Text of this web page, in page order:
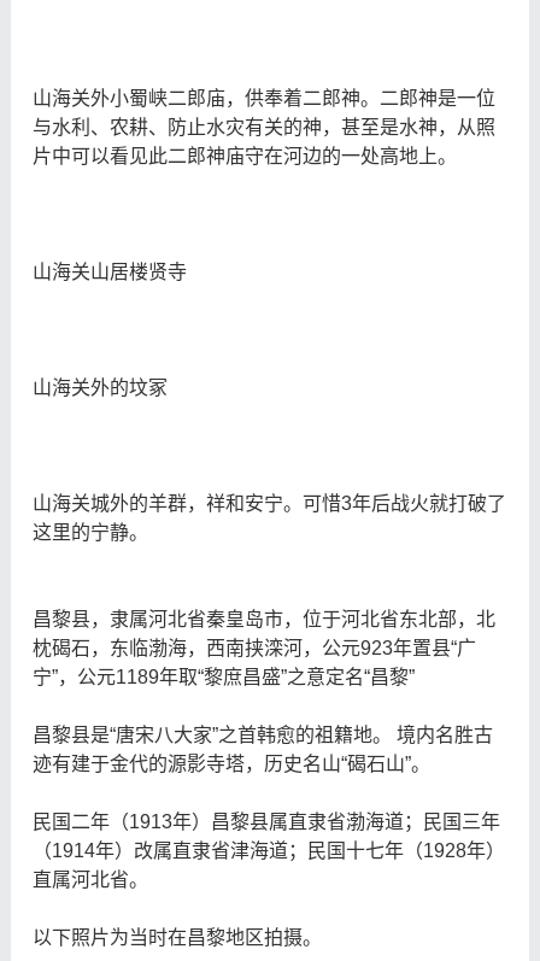
山海关外小蜀峡二郎庙，供奉着二郎神。二郎神是一位
与水利、农耕、防止水灾有关的神，甚至是水神，从照
片中可以看见此二郎神庙守在河边的一处高地上。
山海关山居楼贤寺
山海关外的坟冢
山海关城外的羊群，祥和安宁。可惜3年后战火就打破了
这里的宁静。
昌黎县，隶属河北省秦皇岛市，位于河北省东北部，北
枕碣石，东临渤海，西南挟滦河，公元923年置县“广
宁”，公元1189年取“黎庶昌盛”之意定名“昌黎”
昌黎县是“唐宋八大家”之首韩愈的祖籍地。 境内名胜古
迹有建于金代的源影寺塔，历史名山“碣石山”。
民国二年（1913年）昌黎县属直隶省渤海道；民国三年
（1914年）改属直隶省津海道；民国十七年（1928年）
直属河北省。
以下照片为当时在昌黎地区拍摄。